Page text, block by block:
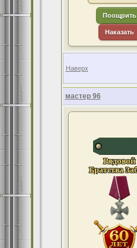
Поощрить
Наказать
Наверх
мастер 96